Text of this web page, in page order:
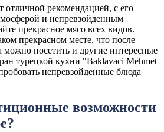
отличной рекомендацией, с его
и непревзойденным
прекрасное мясо всех видов.
прекрасном месте, что после
можно посетить и другие интересные
турецкой кухни "Baklavaci Mehmet
непревзойденные блюда
возможности